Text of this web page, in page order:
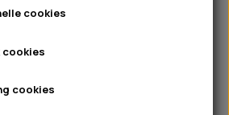
CHICOPEE
HALSBÅND
SMAGSVARIANTER
🎾 LEGETØJ
ØRE, ØJE, POTER & NÆSE
UDSTYR & KOMFORT
HUER OG VANTER
PINEWOOD SALES
NYHEDER
cookies
cookies